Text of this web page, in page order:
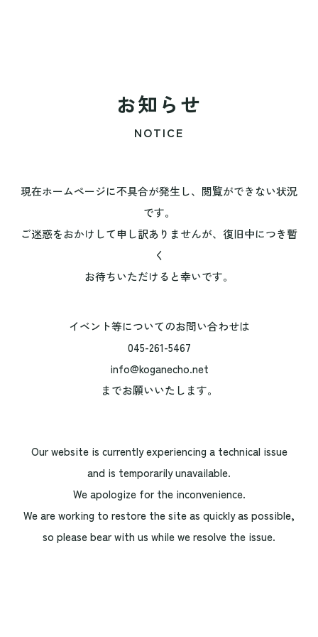
お知らせ
NOTICE
現在ホームページに不具合が発生し、閲覧ができない状況
です。
ご迷惑をおかけして申し訳ありませんが、復旧中につき暫
く
お待ちいただけると幸いです。
イベント等についてのお問い合わせは
045-261-5467
info@koganecho.net
までお願いいたします。
Our website is currently experiencing a technical issue
and is temporarily unavailable.
We apologize for the inconvenience.
We are working to restore the site as quickly as possible,
so please bear with us while we resolve the issue.